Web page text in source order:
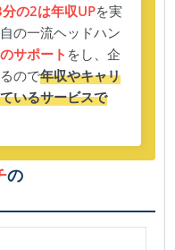
の2は年収UPを実
の一流ヘッドハン
サポート をし、企
ので年収やキャリ
いるサービスで
の